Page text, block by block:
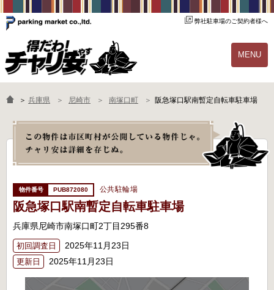
弊社駐車場のご契約者様へ
MENU
物件一覧 ご契約の流れ
よくあるご質問 駐輪場オーナー様へ
＞ 兵庫県 尼崎市 南塚口町 阪急塚口駅南暫定自転車駐車場
PUB872080 公共駐輪場
阪急塚口駅南暫定自転車駐車場
兵庫県尼崎市南塚口町2丁目295番8
初回調査日 2025年11月23日
更新日 2025年11月23日